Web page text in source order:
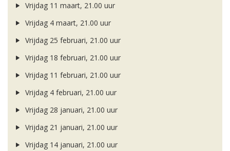
Vrijdag 11 maart, 21.00 uur
Vrijdag 4 maart, 21.00 uur
Vrijdag 25 februari, 21.00 uur
Vrijdag 18 februari, 21.00 uur
Vrijdag 11 februari, 21.00 uur
Vrijdag 4 februari, 21.00 uur
Vrijdag 28 januari, 21.00 uur
Vrijdag 21 januari, 21.00 uur
Vrijdag 14 januari, 21.00 uur